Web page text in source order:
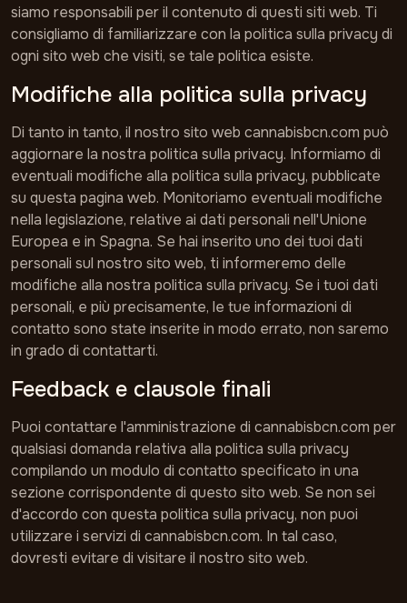
siamo responsabili per il contenuto di questi siti web. Ti
consigliamo di familiarizzare con la politica sulla privacy di
ogni sito web che visiti, se tale politica esiste.
Modifiche alla politica sulla privacy
Di tanto in tanto, il nostro sito web cannabisbcn.com può
aggiornare la nostra politica sulla privacy. Informiamo di
eventuali modifiche alla politica sulla privacy, pubblicate
su questa pagina web. Monitoriamo eventuali modifiche
nella legislazione, relative ai dati personali nell'Unione
Europea e in Spagna. Se hai inserito uno dei tuoi dati
personali sul nostro sito web, ti informeremo delle
modifiche alla nostra politica sulla privacy. Se i tuoi dati
personali, e più precisamente, le tue informazioni di
contatto sono state inserite in modo errato, non saremo
in grado di contattarti.
Feedback e clausole finali
Puoi contattare l'amministrazione di cannabisbcn.com per
qualsiasi domanda relativa alla politica sulla privacy
compilando un modulo di contatto specificato in una
sezione corrispondente di questo sito web. Se non sei
d'accordo con questa politica sulla privacy, non puoi
utilizzare i servizi di cannabisbcn.com. In tal caso,
dovresti evitare di visitare il nostro sito web.